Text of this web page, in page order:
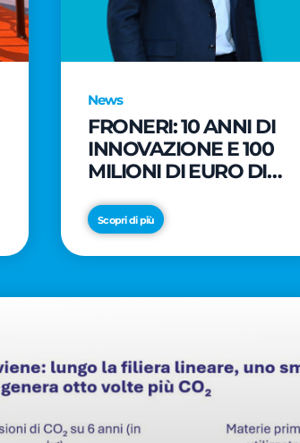
News
FRONERI: 10 ANNI DI
INNOVAZIONE E 100
MILIONI DI EURO DI
PER LO SVILUPPO DEL
MERCATO ITALIANO
DEL GELATO
Scopri di più